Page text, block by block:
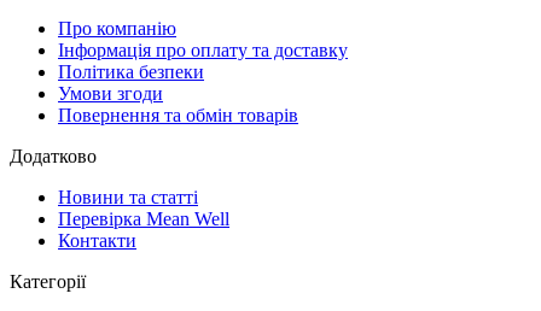
Про компанію
Інформація про оплату та доставку
Політика безпеки
Умови згоди
Повернення та обмін товарів
Додатково
Новини та статті
Перевірка Mean Well
Контакти
Категорії